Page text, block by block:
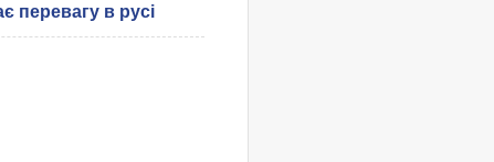
перевагу в русі